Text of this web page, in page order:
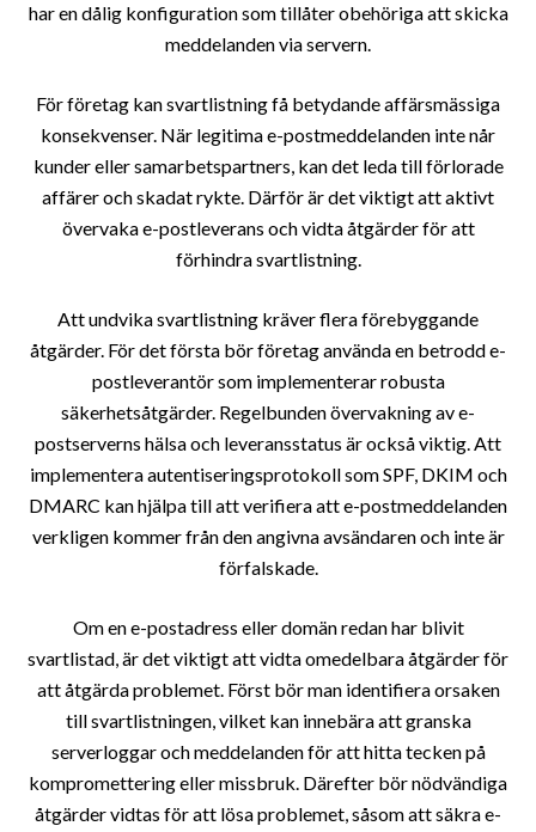
har en dålig konfiguration som tillåter obehöriga att skicka
meddelanden via servern.
För företag kan svartlistning få betydande affärsmässiga
konsekvenser. När legitima e-postmeddelanden inte når
kunder eller samarbetspartners, kan det leda till förlorade
affärer och skadat rykte. Därför är det viktigt att aktivt
övervaka e-postleverans och vidta åtgärder för att
förhindra svartlistning.
Att undvika svartlistning kräver flera förebyggande
åtgärder. För det första bör företag använda en betrodd e-
postleverantör som implementerar robusta
säkerhetsåtgärder. Regelbunden övervakning av e-
postserverns hälsa och leveransstatus är också viktig. Att
implementera autentiseringsprotokoll som SPF, DKIM och
DMARC kan hjälpa till att verifiera att e-postmeddelanden
verkligen kommer från den angivna avsändaren och inte är
förfalskade.
Om en e-postadress eller domän redan har blivit
svartlistad, är det viktigt att vidta omedelbara åtgärder för
att åtgärda problemet. Först bör man identifiera orsaken
till svartlistningen, vilket kan innebära att granska
serverloggar och meddelanden för att hitta tecken på
kompromettering eller missbruk. Därefter bör nödvändiga
åtgärder vidtas för att lösa problemet, såsom att säkra e-